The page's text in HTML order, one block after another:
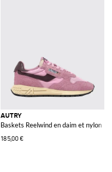
AUTRY
Baskets Reelwind en daim et nylon
185,00 €